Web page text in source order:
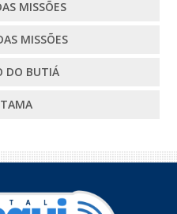
MISSÕES
MISSÕES
DO BUTIÁ